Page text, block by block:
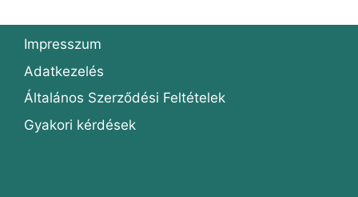
Impresszum
Adatkezelés
Általános Szerződési Feltételek
Gyakori kérdések